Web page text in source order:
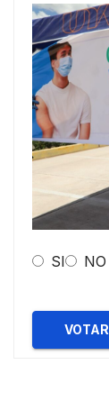
SI NO
VOTAR